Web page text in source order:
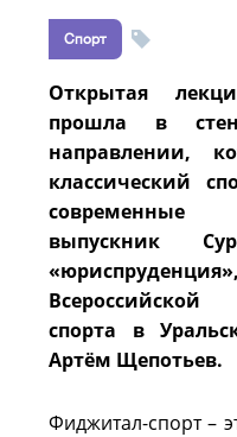
Спорт
Открытая
прошла в
направлении,
классический
современные
выпускник
спорта в
Артём Щепотьев.
Фиджитал-спорт –